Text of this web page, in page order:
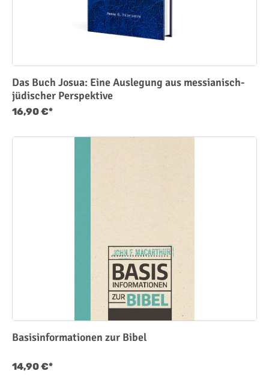
Das Buch Josua: Eine Auslegung aus messianisch-
jüdischer Perspektive
16,90 €*
Basisinformationen zur Bibel
14,90 €*